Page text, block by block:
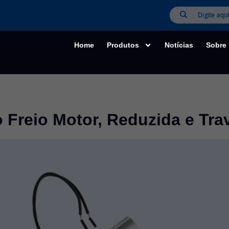
Home Produtos Notícias Sobre
Motor, Reduzida e